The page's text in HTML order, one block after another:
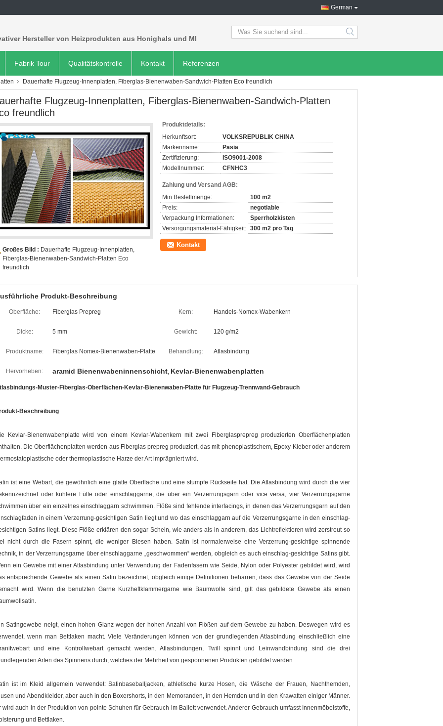
German
Hersteller von Heizprodukten aus Honighals und MI search
Fabrik Tour Qualitätskontrolle Kontakt Referenzen
Dauerhafte Flugzeug-Innenplatten, Fiberglas-Bienenwaben-Sandwich-Platten Eco freundlich
Flugzeug-Innenplatten, Fiberglas-Bienenwaben-Sandwich-Platten
freundlich
Großes Bild : Dauerhafte Flugzeug-Innenplatten,
Fiberglas-Bienenwaben-Sandwich-Platten Eco
freundlich
Produktdetails:
Herkunftsort:
VOLKSREPUBLIK CHINA
Markenname:
Pasia
Zertifizierung:
ISO9001-2008
Modellnummer:
CFNHC3
Zahlung und Versand AGB:
Min Bestellmenge:
100 m2
Preis:
negotiable
Verpackung Informationen:
Sperrholzkisten
Versorgungsmaterial-Fähigkeit: 300 m2 pro Tag
Kontakt
Produkt-Beschreibung
Oberfläche: Fiberglas Prepreg Kern: Handels-Nomex-Wabenkern
Dicke: 5 mm Gewicht: 120 g/m2
Produktname: Fiberglas Nomex-Bienenwaben-Platte Behandlung: Atlasbindung
Hervorheben: aramid Bienenwabeninnenschicht, Kevlar-Bienenwabenplatten
Muster-Fiberglas-Oberflächen-Kevlar-Bienenwaben-Platte für Flugzeug-Trennwand-Gebrauch
Beschreibung
Kevlar-Bienenwabenplatte wird von einem Kevlar-Wabenkern mit zwei Fiberglasprepreg produzierten Oberflächenplatten
Die Oberflächenplatten werden aus Fiberglas prepreg produziert, das mit phenoplastischem, Epoxy-Kleber oder anderem
oder thermoplastische Harze der Art imprägniert wird.
ist eine Webart, die gewöhnlich eine glatte Oberfläche und eine stumpfe Rückseite hat. Die Atlasbindung wird durch die vier
oder kühlere Fülle oder einschlaggarne, die über ein Verzerrungsgarn oder vice versa, vier Verzerrungsgarne
über ein einzelnes einschlaggarn schwimmen. Flöße sind fehlende interfacings, in denen das Verzerrungsgarn auf den
in einem Verzerrung-gesichtigen Satin liegt und wo das einschlaggarn auf die Verzerrungsgarne in den einschlag-
Satins liegt. Diese Flöße erklären den sogar Schein, wie anders als in anderem, das Lichtreflektieren wird zerstreut so
nicht durch die Fasern spinnt, die weniger Biesen haben. Satin ist normalerweise eine Verzerrung-gesichtige spinnende
in der Verzerrungsgarne über einschlaggarne „geschwommen“ werden, obgleich es auch einschlag-gesichtige Satins gibt.
ein Gewebe mit einer Atlasbindung unter Verwendung der Fadenfasern wie Seide, Nylon oder Polyester gebildet wird, wird
entsprechende Gewebe als einen Satin bezeichnet, obgleich einige Definitionen beharren, dass das Gewebe von der Seide
wird. Wenn die benutzten Garne Kurzheftklammergarne wie Baumwolle sind, gilt das gebildete Gewebe als einen
Satingewebe neigt, einen hohen Glanz wegen der hohen Anzahl von Flößen auf dem Gewebe zu haben. Deswegen wird es
wenn man Bettlaken macht. Viele Veränderungen können von der grundlegenden Atlasbindung einschließlich eine
und eine Kontrollwebart gemacht werden. Atlasbindungen, Twill spinnt und Leinwandbindung sind die drei
Arten des Spinnens durch, welches der Mehrheit von gesponnenen Produkten gebildet werden.
ist im Kleid allgemein verwendet: Satinbaseballjacken, athletische kurze Hosen, die Wäsche der Frauen, Nachthemden,
und Abendkleider, aber auch in den Boxershorts, in den Memoranden, in den Hemden und in den Krawatten einiger Männer.
wird auch in der Produktion von pointe Schuhen für Gebrauch im Ballett verwendet. Anderer Gebrauch umfasst Innenmöbelstoffe,
und Bettlaken.